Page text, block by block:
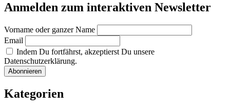
Anmelden zum interaktiven Newsletter
Vorname oder ganzer Name
Email
Indem Du fortfährst, akzeptierst Du unsere
Datenschutzerklärung.
Kategorien